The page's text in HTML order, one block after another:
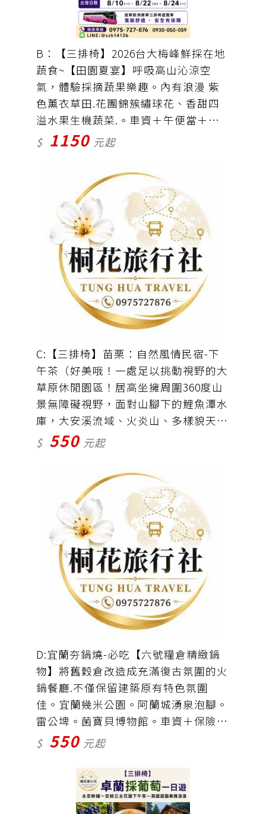
B：【三排椅】2026台大梅峰鮮採在地
蔬食~【田園夏宴】呼吸高山沁涼空
氣，體驗採摘蔬果樂趣。內有浪漫 紫
色薰衣草田.花團錦簇繡球花、香甜四
溢水果生機蔬菜.。車資＋午便當＋晚
餐廳3000元/桌＝1150元（門票自理）
$ 1150 元起
C:【三排椅】苗栗：自然風情民宿-下
午茶（好美哦！一處足以挑動視野的大
草原休閒園區！居高坐擁周圍360度山
景無障礙視野，面對山腳下的鯉魚潭水
庫，大安溪流域、火炎山、多樣貌天然
景緻）。新九華 山。慈濟山神雕村。
（門票150元抵100元消費自理）
$ 550 元起
D:宜蘭夯鍋燒-必吃【六號糧倉精緻鍋
物】將舊穀倉改造成充滿復古氛圍的火
鍋餐廳.不僅保留建築原有特色氛圍
佳。宜蘭幾米公園。阿蘭城湧泉泡腳。
雷公埤。菌寶貝博物館。車資＋保險＝
550元(餐費自理）
$ 550 元起